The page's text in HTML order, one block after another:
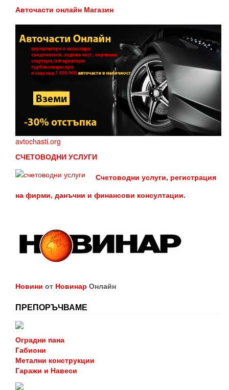
Авточасти онлайн Магазин
avtochasti.org
СЧЕТОВОДНИ УСЛУГИ
Счетоводни услуги, регистрация
на фирми, данъчни и финансови консултации.
Новини от Новинар Онлайн
ПРЕПОРЪЧВАМЕ
Оградни пана
Габиони
Метални конструкции
Гаражи и Навеси